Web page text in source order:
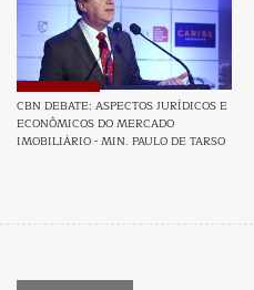
CBN DEBATE: ASPECTOS JURÍDICOS E
ECONÔMICOS DO MERCADO
IMOBILIÁRIO - MIN. PAULO DE TARSO